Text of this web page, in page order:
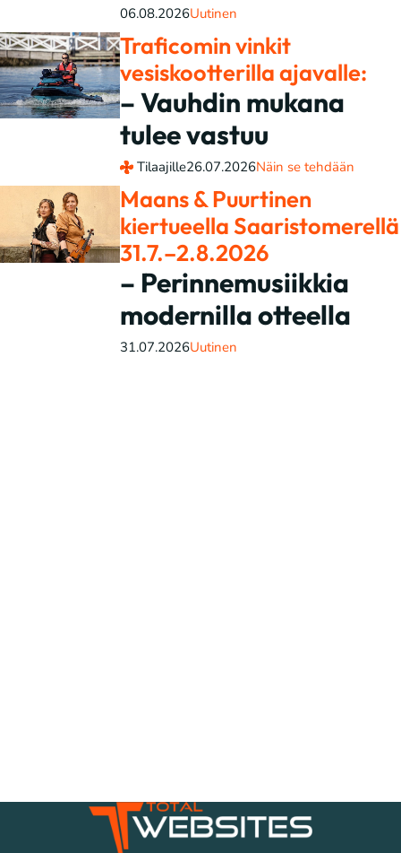
06.08.2026Uutinen
Traficomin vinkit
vesiskootterilla ajavalle:
– Vauhdin mukana
tulee vastuu
Tilaajille26.07.2026Näin se tehdään
Maans & Puurtinen
kiertueella Saaristomerellä
31.7.–2.8.2026
– Perinnemusiikkia
modernilla otteella
31.07.2026Uutinen